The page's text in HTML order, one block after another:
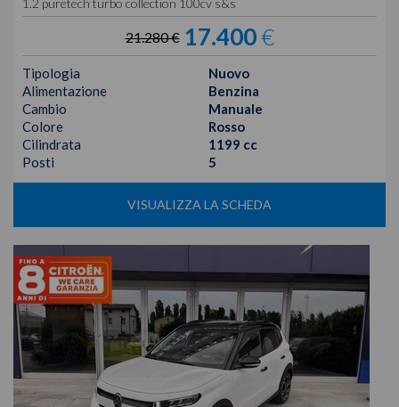
1.2 puretech turbo collection 100cv s&s
21.280 € 17.400€
Tipologia
Nuovo
Alimentazione
Benzina
Cambio
Manuale
Colore
Rosso
Cilindrata
1199 cc
Posti
5
VISUALIZZA LA SCHEDA